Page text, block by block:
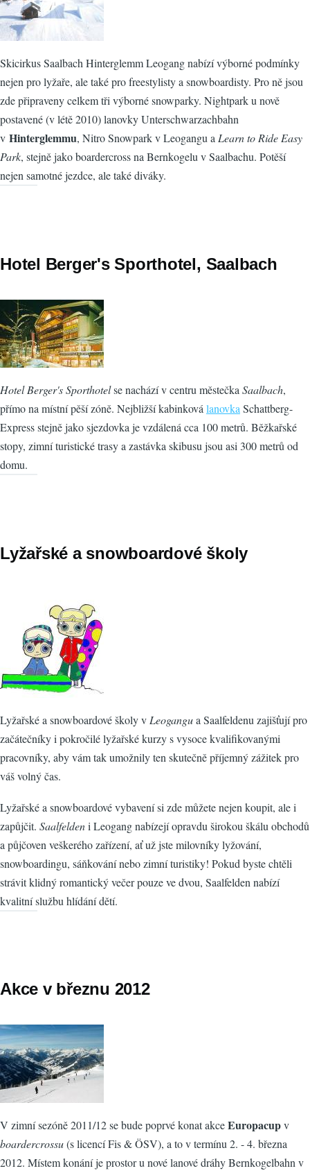
Skicirkus Saalbach Hinterglemm Leogang nabízí výborné podmínky
nejen pro lyžaře, ale také pro freestylisty a snowboardisty. Pro ně jsou
zde připraveny celkem tři výborné snowparky. Nightpark u nově
postavené (v létě 2010) lanovky Unterschwarzachbahn
v Hinterglemmu, Nitro Snowpark v Leogangu a Learn to Ride Easy
Park, stejně jako boardercross na Bernkogelu v Saalbachu. Potěší
nejen samotné jezdce, ale také diváky.
Hotel Berger's Sporthotel, Saalbach
Hotel Berger's Sporthotelse nachází v centru městečka Saalbach,
přímo na místní pěší zóně. Nejbližší kabinková lanovka Schattberg-
Express stejně jako sjezdovka je vzdálená cca 100 metrů. Běžkařské
stopy, zimní turistické trasy a zastávka skibusu jsou asi 300 metrů od
domu.
Lyžařské a snowboardové školy
Lyžařské a snowboardové školy v Leogangua Saalfeldenu zajišťují pro
začátečníky i pokročilé lyžařské kurzy s vysoce kvalifikovanými
pracovníky, aby vám tak umožnily ten skutečně příjemný zážitek pro
váš volný čas.
Lyžařské a snowboardové vybavení si zde můžete nejen koupit, ale i
zapůjčit. Saalfeldeni Leogang nabízejí opravdu širokou škálu obchodů
a půjčoven veškerého zařízení, ať už jste milovníky lyžování,
snowboardingu, sáňkování nebo zimní turistiky! Pokud byste chtěli
strávit klidný romantický večer pouze ve dvou, Saalfelden nabízí
kvalitní službu hlídání dětí.
Akce v březnu 2012
V zimní sezóně 2011/12 se bude poprvé konat akceEuropacupv
boardercrossu(s licencí Fis & ÖSV), a to v termínu 2. - 4. března
2012. Místem konání je prostor u nové lanové dráhy Bernkogelbahn v